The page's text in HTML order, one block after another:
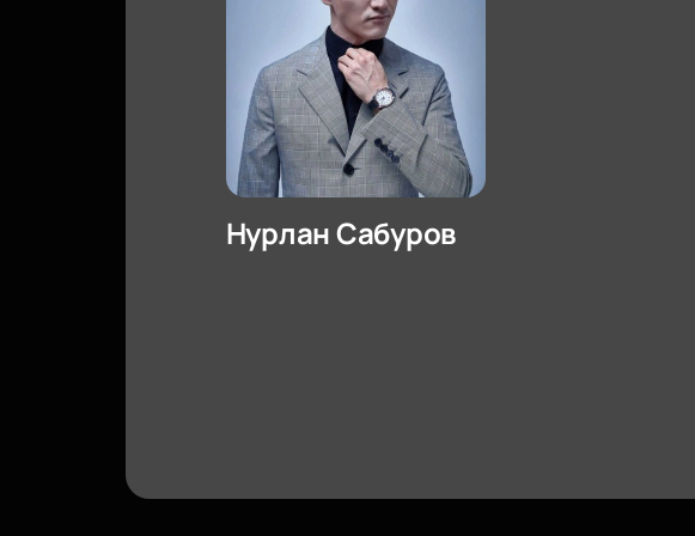
Нурлан Сабуров